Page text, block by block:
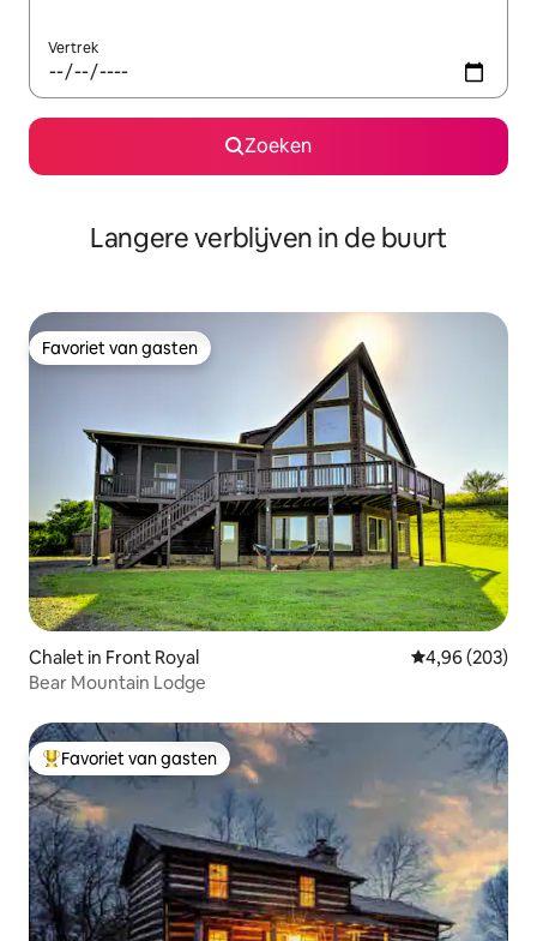
Vertrek
Zoeken
Langere verblijven in de buurt
Favoriet van gasten
Favoriet van gasten
Chalet in Front Royal Gemiddelde
4,96 (203)
Bear Mountain Lodge
Topfavoriet van gasten
Favoriet van gasten